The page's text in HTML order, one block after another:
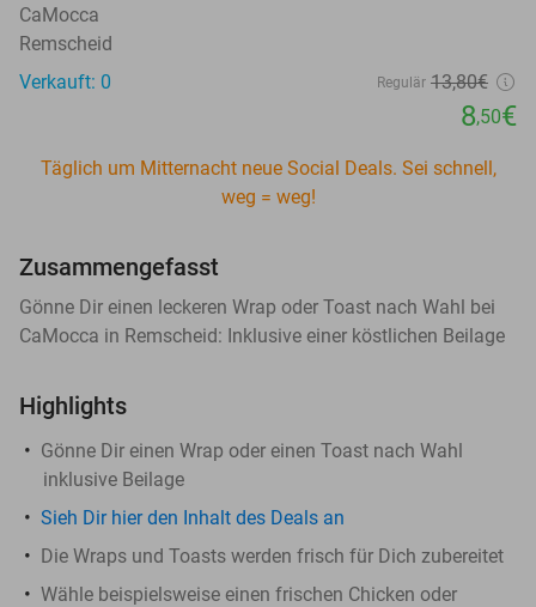
CaMocca
Remscheid
Verkauft: 0
Regulär 13,80€
8,50€
Täglich um Mitternacht neue Social Deals. Sei schnell,
weg = weg!
Zusammengefasst
Gönne Dir einen leckeren Wrap oder Toast nach Wahl bei
CaMocca in Remscheid: Inklusive einer köstlichen Beilage
Highlights
Gönne Dir einen Wrap oder einen Toast nach Wahl
inklusive Beilage
Sieh Dir hier den Inhalt des Deals an
Die Wraps und Toasts werden frisch für Dich zubereitet
Wähle beispielsweise einen frischen Chicken oder